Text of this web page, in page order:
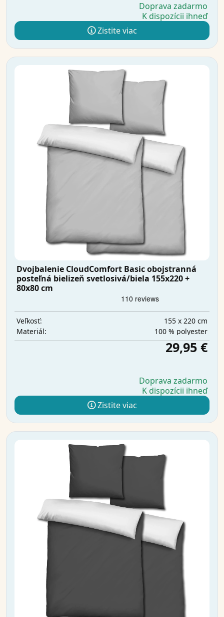
Doprava zadarmo
K dispozícii ihneď
Zistite viac
Dvojbalenie CloudComfort Basic obojstranná
posteľná bielizeň svetlosivá/biela 155x220 +
80x80 cm
Veľkosť:
155 x 220 cm
Materiál:
100 % polyester
29,95 €
Doprava zadarmo
K dispozícii ihneď
Zistite viac